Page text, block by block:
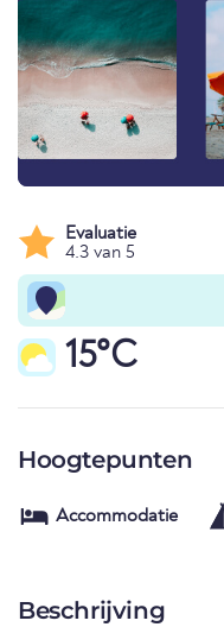
Evaluatie
4.3 van 5
15°C
Hoogtepunten
Accommodatie
Beschrijving